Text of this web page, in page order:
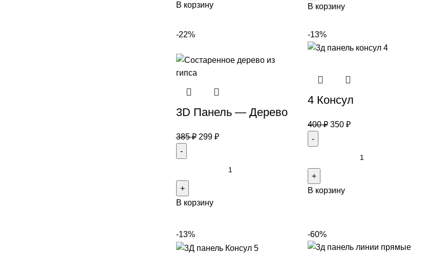
В корзину В корзину
-22%
3D Панель — Дерево
385₽ 299 ₽
В корзину
-13%
4 Консул
400₽ 350₽
В корзину
-13% -60%